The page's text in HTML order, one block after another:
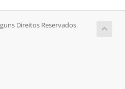
Direitos Reservados.